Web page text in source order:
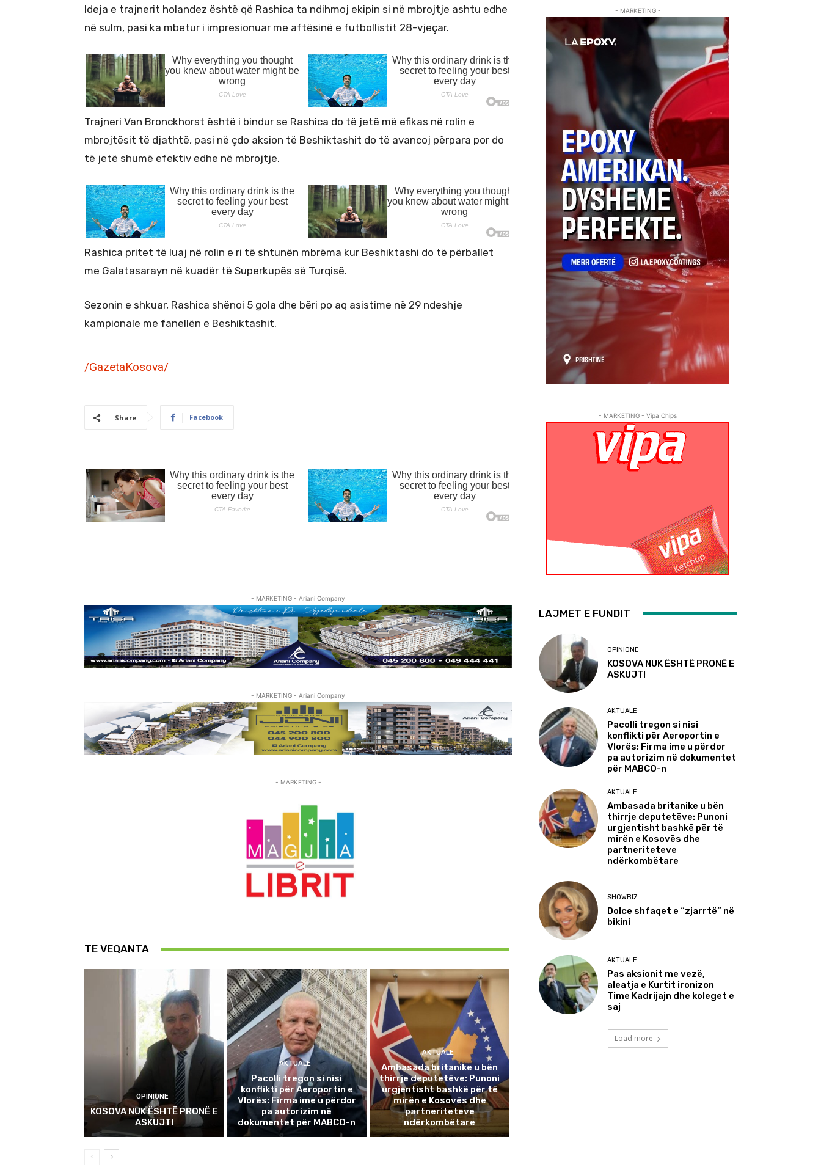
Ideja e trajnerit holandez është që Rashica ta ndihmoj ekipin si në mbrojtje ashtu edhe
në sulm, pasi ka mbetur i impresionuar me aftësinë e futbollistit 28-vjeçar.
Trajneri Van Bronckhorst është i bindur se Rashica do të jetë më efikas në rolin e
mbrojtësit të djathtë, pasi në çdo aksion të Beshiktashit do të avancoj përpara por do
të jetë shumë efektiv edhe në mbrojtje.
Rashica pritet të luaj në rolin e ri të shtunën mbrëma kur Beshiktashi do të përballet
me Galatasarayn në kuadër të Superkupës së Turqisë.
Sezonin e shkuar, Rashica shënoi 5 gola dhe bëri po aq asistime në 29 ndeshje
kampionale me fanellën e Beshiktashit.
/GazetaKosova/
Share Facebook
- MARKETING - Ariani Company
- MARKETING - Ariani Company
- MARKETING -
TE VEQANTA
OPINIONE
KOSOVA NUK ËSHTË PRONË E
ASKUJT!
AKTUALE
Pacolli tregon si nisi
konflikti për Aeroportin e
Vlorës: Firma ime u përdor
pa autorizim në
dokumentet për MABCO-n
AKTUALE
Ambasada britanike u bën
thirrje deputetëve: Punoni
urgjentisht bashkë për të
mirën e Kosovës dhe
partneriteteve
ndërkombëtare
- MARKETING -
- MARKETING - Vipa Chips
LAJMET E FUNDIT
OPINIONE
KOSOVA NUK ËSHTË PRONË E
ASKUJT!
AKTUALE
Pacolli tregon si nisi
konflikti për Aeroportin e
Vlorës: Firma ime u përdor
pa autorizim në dokumentet
për MABCO-n
AKTUALE
Ambasada britanike u bën
thirrje deputetëve: Punoni
urgjentisht bashkë për të
mirën e Kosovës dhe
partneriteteve
ndërkombëtare
SHOWBIZ
Dolce shfaqet e “zjarrtë” në
bikini
AKTUALE
Pas aksionit me vezë,
aleatja e Kurtit ironizon
Time Kadrijajn dhe koleget e
saj
Load more